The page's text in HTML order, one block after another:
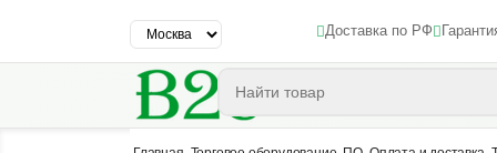
Доставка по РФ